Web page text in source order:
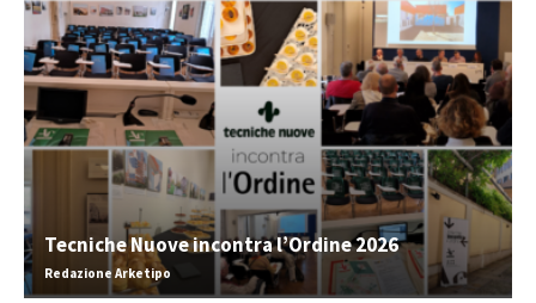
Tecniche Nuove incontra l’Ordine 2026
Redazione Arketipo